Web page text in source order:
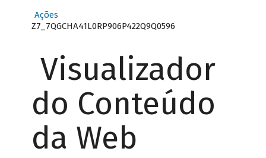
Ações
Z7_7QGCHA41L0RP906P422Q9Q0596
Visualizador
do Conteúdo
da Web